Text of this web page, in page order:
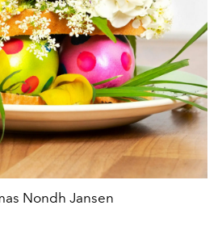
Nondh Jansen